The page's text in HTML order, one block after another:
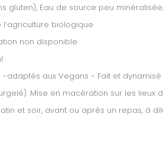
gluten), Eau de source peu
biologique
non disponible
-adaptés aux Vegans - Fait et
Mise en macération sur les lieux
et soir, avant ou après un repas, à